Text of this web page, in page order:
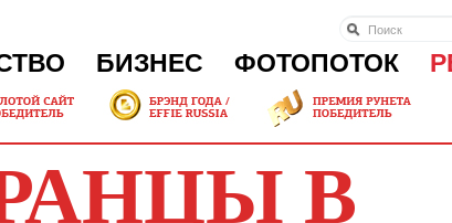
БИЗНЕС ФОТОПОТОК
В